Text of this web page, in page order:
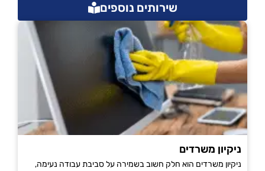
שירותים נוספים
ניקיון משרדים
ניקיון משרדים הוא חלק חשוב בשמירה על סביבת עבודה נעימה,